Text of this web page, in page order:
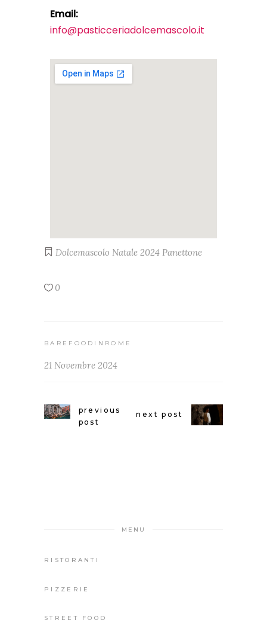
Email:
info@pasticceriadolcemascolo.it
Dolcemascolo Natale 2024 Panettone
0
BAREFOODINROME
21 Novembre 2024
previous
post
next post
MENU
RISTORANTI
PIZZERIE
STREET FOOD